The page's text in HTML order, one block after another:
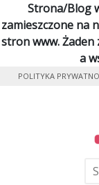
Strona/Blog
zamieszczone na
stron www.
a
SkipPOLITYKA